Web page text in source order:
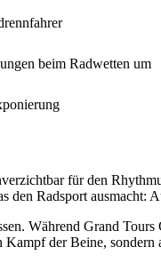
beim Radwetten um
für den
Radsport ausmacht:
Während Grand
der Beine, sondern